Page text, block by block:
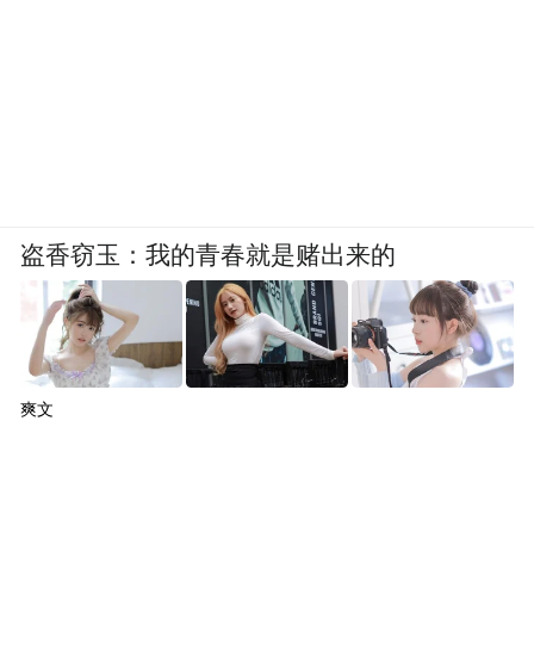
盗香窃玉：我的青春就是赌出来的
爽文